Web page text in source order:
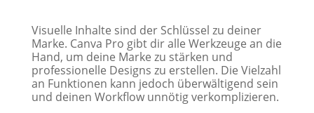
Visuelle Inhalte sind der Schlüssel zu deiner
Marke. Canva Pro gibt dir alle Werkzeuge an die
Hand, um deine Marke zu stärken und
professionelle Designs zu erstellen. Die Vielzahl
an Funktionen kann jedoch überwältigend sein
und deinen Workflow unnötig verkomplizieren.